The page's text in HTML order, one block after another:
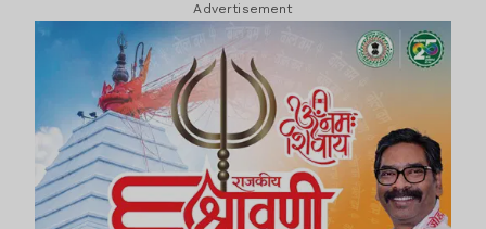
Advertisement